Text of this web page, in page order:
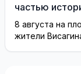
частью
8 августа на
жители